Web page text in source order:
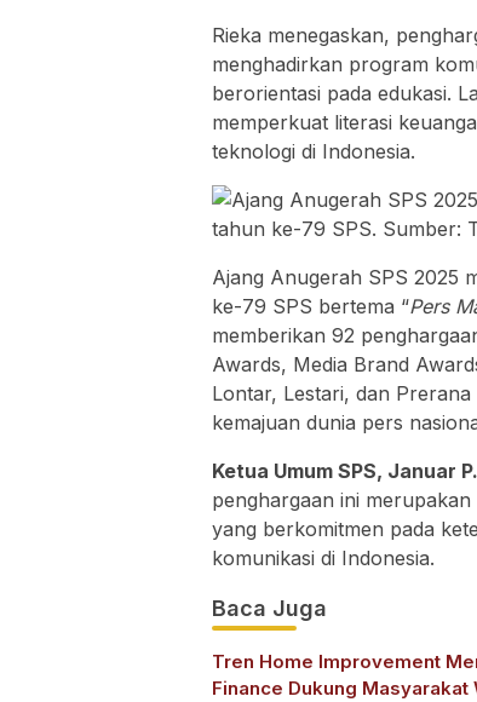
Rieka menegaskan,
menghadirkan program
berorientasi pada edukasi.
memperkuat literasi
teknologi di Indonesia.
Ajang Anugerah SPS 2025
ke-79 SPS bertema “Pers
memberikan 92
Awards, Media Brand
Lontar, Lestari, dan
kemajuan dunia pers
Ketua Umum SPS, Januar
penghargaan ini
yang berkomitmen pada
komunikasi di Indonesia.
Baca Juga
Tren Home Improvement
Finance Dukung Masyarakat